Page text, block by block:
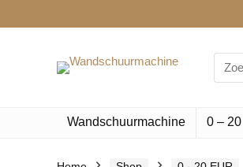
Search
for:
Wandschuurmachine 0 –